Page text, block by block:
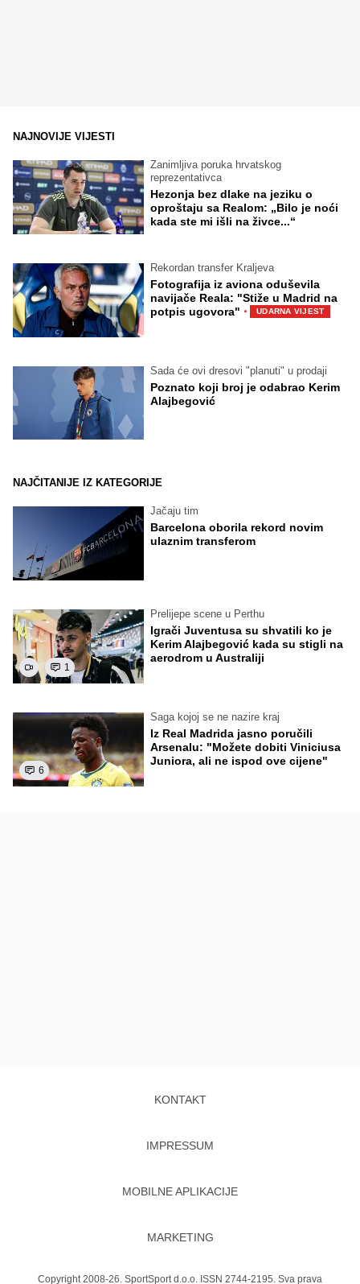
NAJNOVIJE VIJESTI
Zanimljiva poruka hrvatskog
reprezentativca
Hezonja bez dlake na jeziku o
oproštaju sa Realom: „Bilo je noći
kada ste mi išli na živce...“
Rekordan transfer Kraljeva
Fotografija iz aviona oduševila
navijače Reala: "Stiže u Madrid na
potpis ugovora" · UDARNA VIJEST
Sada će ovi dresovi "planuti" u prodaji
Poznato koji broj je odabrao Kerim
Alajbegović
NAJČITANIJE IZ KATEGORIJE
Jačaju tim
Barcelona oborila rekord novim
ulaznim transferom
1
Prelijepe scene u Perthu
Igrači Juventusa su shvatili ko je
Kerim Alajbegović kada su stigli na
aerodrom u Australiji
6
Saga kojoj se ne nazire kraj
Iz Real Madrida jasno poručili
Arsenalu: "Možete dobiti Viniciusa
Juniora, ali ne ispod ove cijene"
KONTAKT
IMPRESSUM
MOBILNE APLIKACIJE
MARKETING
Copyright 2008-26. SportSport d.o.o. ISSN 2744-2195. Sva prava